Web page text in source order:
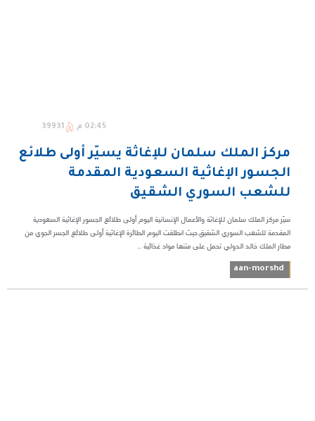
02:45 م 39931
مركز الملك سلمان للإغاثة يسيّر أولى طلائع
الجسور الإغاثية السعودية المقدمة
للشعب السوري الشقيق
سيّر مركز الملك سلمان للإغاثة والأعمال الإنسانية اليوم أولى طلائع الجسور الإغاثية السعودية
المقدمة للشعب السوري الشقيق.حيث انطلقت اليوم الطائرة الإغاثية أولى طلائع الجسر الجوي من
مطار الملك خالد الدولي تحمل على متنها مواد غذائية ...
aan-morshd